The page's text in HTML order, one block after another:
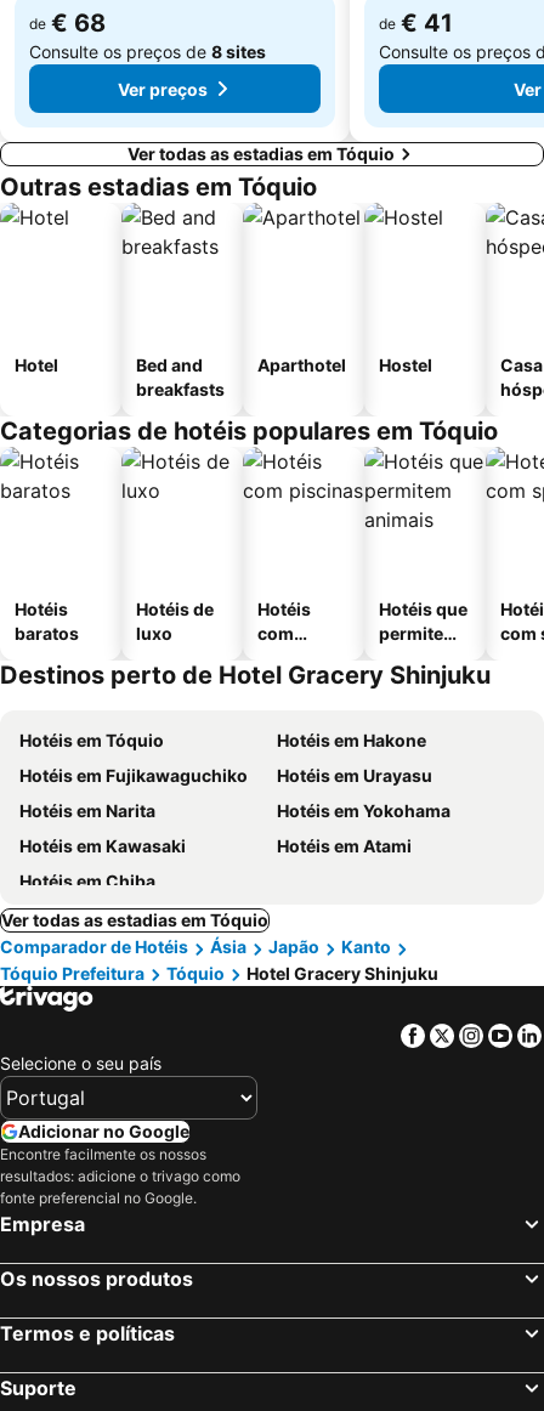
de € 68
Consulte os preços de 8 sites
Ver preços
de € 41
Consulte os preços
Ver todas as estadias em Tóquio
Outras estadias em Tóquio
Hotel
Bed and
breakfasts
Aparthotel Hostel
Categorias de hotéis populares em Tóquio
Hotéis
baratos
Hotéis de
luxo
Hotéis
com
Hotéis que
permitem
com
Destinos perto de Hotel Gracery Shinjuku
Hotéis em Tóquio
Hotéis em Hakone
Hotéis em Fujikawaguchiko
Hotéis em Urayasu
Hotéis em Narita
Hotéis em Yokohama
Hotéis em Kawasaki
Hotéis em Atami
Hotéis em Chiba
Ver todas as estadias em Tóquio
Comparador de Hotéis
Ásia Japão
Kanto
Tóquio Prefeitura
Tóquio Hotel Gracery Shinjuku
Facebook
Twitter
Selecione o seu país
Adicionar no Google
Encontre facilmente os nossos
resultados: adicione o trivago como
fonte preferencial no Google.
Empresa
Os nossos produtos
Termos e políticas
Suporte